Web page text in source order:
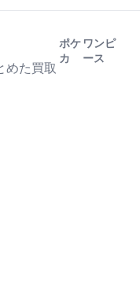
めた買取
ポケ
カ
ワンピ
ース